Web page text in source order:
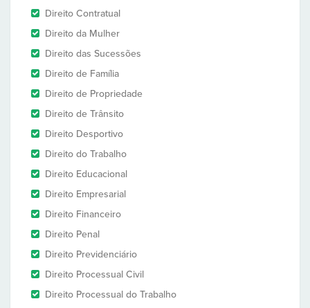
Direito Contratual
Direito da Mulher
Direito das Sucessões
Direito de Família
Direito de Propriedade
Direito de Trânsito
Direito Desportivo
Direito do Trabalho
Direito Educacional
Direito Empresarial
Direito Financeiro
Direito Penal
Direito Previdenciário
Direito Processual Civil
Direito Processual do Trabalho